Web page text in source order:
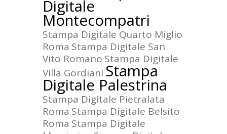
Digitale
Montecompatri
Stampa Digitale Quarto Miglio
Roma Stampa Digitale San
Vito Romano Stampa Digitale
Villa Gordiani Stampa
Digitale Palestrina
Stampa Digitale Pietralata
Roma Stampa Digitale Belsito
Roma Stampa Digitale